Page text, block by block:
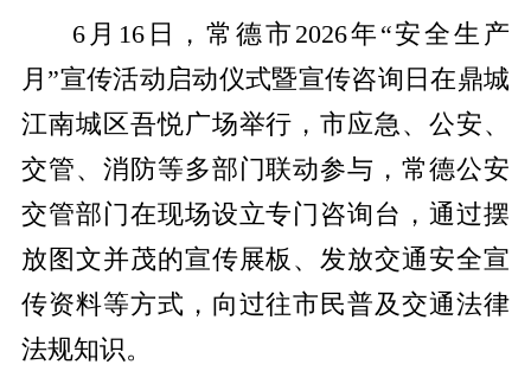
6月16日，常德市2026年“安全生产
月”宣传活动启动仪式暨宣传咨询日在鼎城
江南城区吾悦广场举行，市应急、公安、
交管、消防等多部门联动参与，常德公安
交管部门在现场设立专门咨询台，通过摆
放图文并茂的宣传展板、发放交通安全宣
传资料等方式，向过往市民普及交通法律
法规知识。